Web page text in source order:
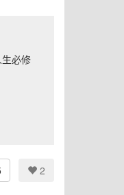
必修
2